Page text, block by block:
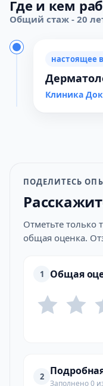
Где и кем
Общий стаж - 20
настоящее
Клиника
ПОДЕЛИТЕСЬ
Отметьте только
общая оценка.
1 Общая
2
Заполнено 0